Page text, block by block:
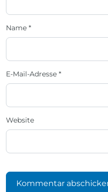
Name *
E-Mail-Adresse *
Website